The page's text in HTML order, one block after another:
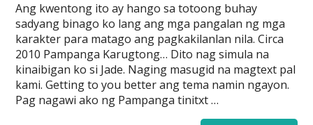
Ang kwentong ito ay hango sa totoong buhay
sadyang binago ko lang ang mga pangalan ng mga
karakter para matago ang pagkakilanlan nila. Circa
2010 Pampanga Karugtong… Dito nag simula na
kinaibigan ko si Jade. Naging masugid na magtext pal
kami. Getting to you better ang tema namin ngayon.
Pag nagawi ako ng Pampanga tinitxt …